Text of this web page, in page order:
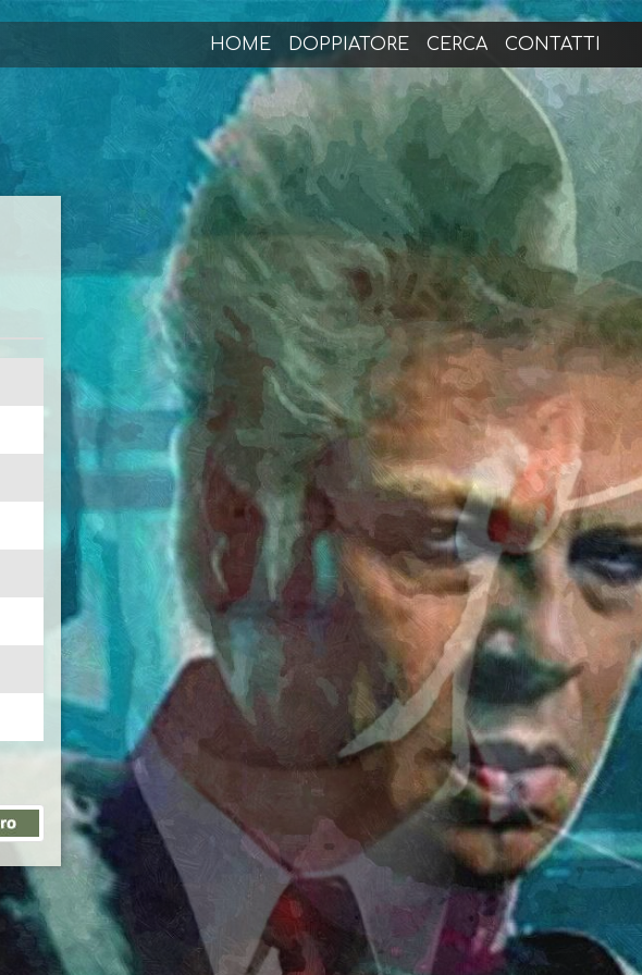
HOME DOPPIATORE CERCA CONTATTI